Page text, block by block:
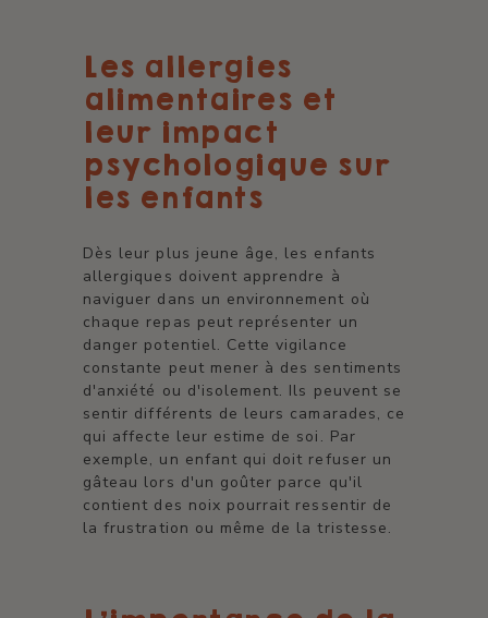
Les allergies
alimentaires et
leur impact
psychologique sur
les enfants
Dès leur plus jeune âge, les enfants
allergiques doivent apprendre à
naviguer dans un environnement où
chaque repas peut représenter un
danger potentiel. Cette vigilance
constante peut mener à des sentiments
d'anxiété ou d'isolement. Ils peuvent se
sentir différents de leurs camarades, ce
qui affecte leur estime de soi. Par
exemple, un enfant qui doit refuser un
gâteau lors d'un goûter parce qu'il
contient des noix pourrait ressentir de
la frustration ou même de la tristesse.